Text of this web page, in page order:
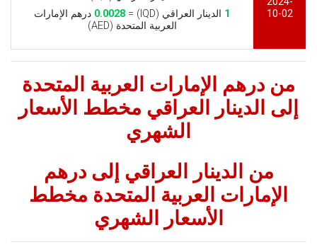
10-02
1 الدينار العراقي (IQD) = 0.0028 درهم الإمارات
العربية المتحدة (AED)
من درهم الإمارات العربية المتحدة
إلى الدينار العراقي مخطط الأسعار
الشهري
من الدينار العراقي إلى درهم
الإمارات العربية المتحدة مخطط
الأسعار الشهري